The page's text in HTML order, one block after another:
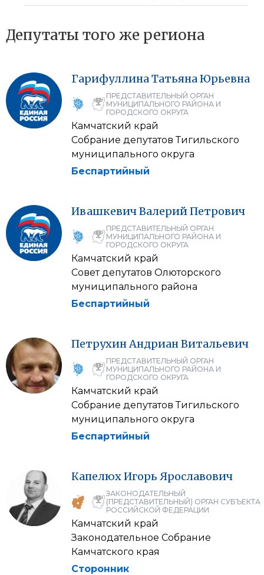
Депутаты того же региона
ГарифуллинаТатьянаЮрьевна
ПРЕДСТАВИТЕЛЬНЫЙ ОРГАН
МУНИЦИПАЛЬНОГО РАЙОНА И
ГОРОДСКОГО ОКРУГА
Камчатский край
Собрание депутатов Тигильского
муниципального округа
Беспартийный
ИвашкевичВалерийПетрович
ПРЕДСТАВИТЕЛЬНЫЙ ОРГАН
МУНИЦИПАЛЬНОГО РАЙОНА И
ГОРОДСКОГО ОКРУГА
Камчатский край
Совет депутатов Олюторского
муниципального района
Беспартийный
ПетрухинАндрианВитальевич
ПРЕДСТАВИТЕЛЬНЫЙ ОРГАН
МУНИЦИПАЛЬНОГО РАЙОНА И
ГОРОДСКОГО ОКРУГА
Камчатский край
Собрание депутатов Тигильского
муниципального округа
Беспартийный
КапелюхИгорь Ярославович
ЗАКОНОДАТЕЛЬНЫЙ
(ПРЕДСТАВИТЕЛЬНЫЙ) ОРГАН СУБЪЕКТА
РОССИЙСКОЙ ФЕДЕРАЦИИ
Камчатский край
Законодательное Собрание
Камчатского края
Сторонник